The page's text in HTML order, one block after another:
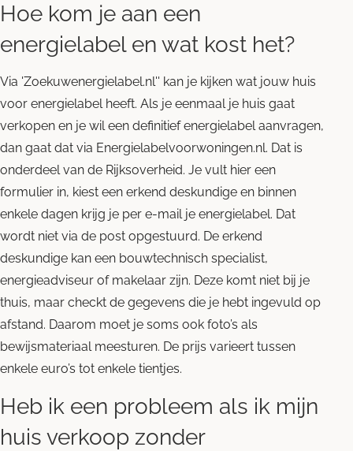
Hoe kom je aan een
energielabel en wat kost het?
Via 'Zoekuwenergielabel.nl'' kan je kijken wat jouw huis
voor energielabel heeft. Als je eenmaal je huis gaat
verkopen en je wil een definitief energielabel aanvragen,
dan gaat dat via Energielabelvoorwoningen.nl. Dat is
onderdeel van de Rijksoverheid. Je vult hier een
formulier in, kiest een erkend deskundige en binnen
enkele dagen krijg je per e-mail je energielabel. Dat
wordt niet via de post opgestuurd. De erkend
deskundige kan een bouwtechnisch specialist,
energieadviseur of makelaar zijn. Deze komt niet bij je
thuis, maar checkt de gegevens die je hebt ingevuld op
afstand. Daarom moet je soms ook foto’s als
bewijsmateriaal meesturen. De prijs varieert tussen
enkele euro’s tot enkele tientjes.
Heb ik een probleem als ik mijn
huis verkoop zonder